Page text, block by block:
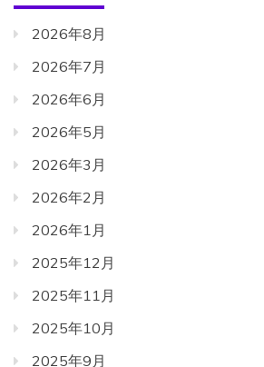
2026年8月
2026年7月
2026年6月
2026年5月
2026年3月
2026年2月
2026年1月
2025年12月
2025年11月
2025年10月
2025年9月